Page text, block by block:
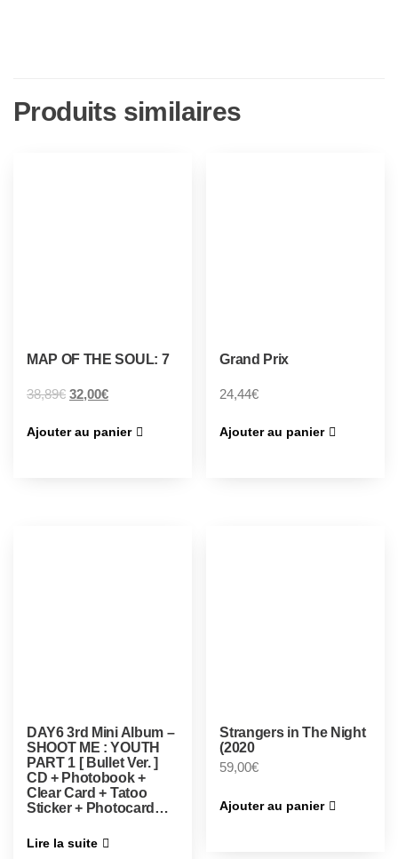
Produits similaires
MAP OF THE SOUL: 7
38,89€ 32,00€
Ajouter au panier
Grand Prix
24,44€
Ajouter au panier
DAY6 3rd Mini Album –
SHOOT ME : YOUTH
PART 1 [ Bullet Ver. ]
CD + Photobook +
Clear Card + Tatoo
Sticker + Photocard…
Lire la suite
Strangers in The Night
(2020
59,00€
Ajouter au panier